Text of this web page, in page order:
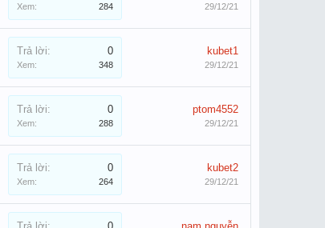
Xem: 284 29/12/21
Trả lời: 0
Xem: 348
kubet1
29/12/21
Trả lời: 0
Xem: 288
ptom4552
29/12/21
Trả lời: 0
Xem: 264
kubet2
29/12/21